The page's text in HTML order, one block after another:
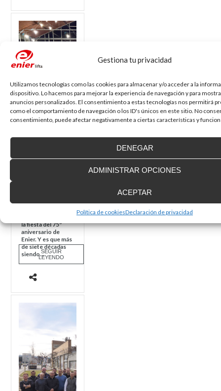
Gestiona tu privacidad
Utilizamos tecnologías como las cookies para almacenar y/o acceder a la
dispositivo. Lo hacemos para mejorar la experiencia de navegación y para
anuncios personalizados. El consentimiento a estas tecnologías nos permitirá
como el comportamiento de navegación o los ID's únicos en este sitio. No
consentimiento, puede afectar negativamente a ciertas características y
ACEPTAR
DENEGAR
ADMINISTRAR OPCIONES
Política de cookiesDeclaración de privacidad
celebrado los 75
El pasado viernes,
la fiesta del 75º
aniversario de
Enier. Y es que más
de siete décadas
siendo...SEGUIR
LEYENDO